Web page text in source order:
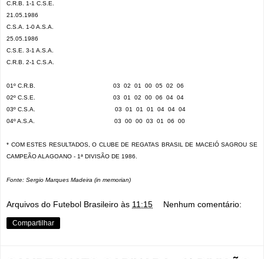
C.R.B. 1-1 C.S.E.
21.05.1986
C.S.A. 1-0 A.S.A.
25.05.1986
C.S.E. 3-1 A.S.A.
C.R.B. 2-1 C.S.A.
01º C.R.B. 03 02 01 00 05 02
06
02º C.S.E.
03 01 02 00 06 04 04
03º C.S.A.
03 01 01 01 04 04 04
04º A.S.A.
03 00 00 03 01 06 00
* COM ESTES RESULTADOS, O CLUBE DE REGATAS BRASIL DE MACEIÓ SAGROU SE
CAMPEÃO ALAGOANO - 1ª DIVISÃO DE 1986.
Fonte: Sergio Marques Madeira (in memorian)
Arquivos do Futebol Brasileiro às 11:15 Nenhum comentário:
Compartilhar